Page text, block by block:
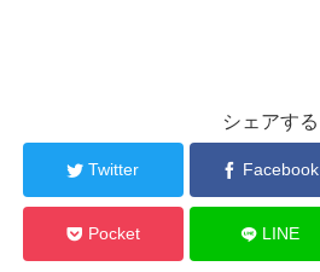
シェアする
Twitter Facebook
Pocket LINE